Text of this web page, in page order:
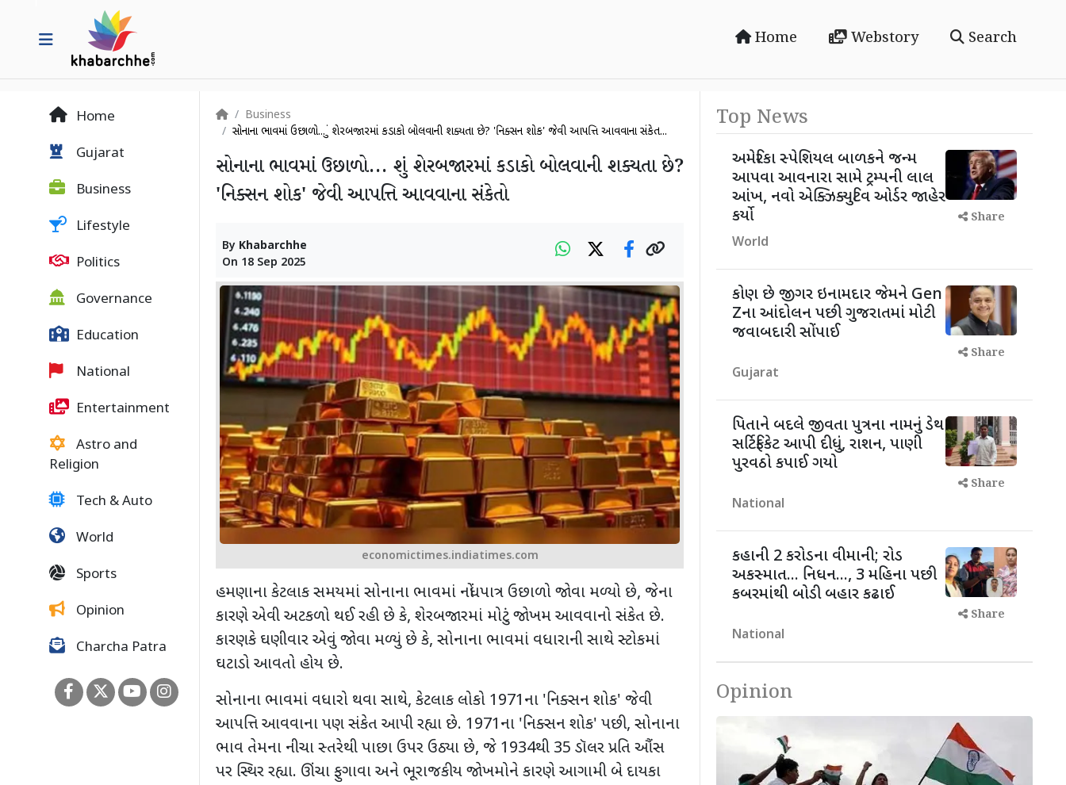
Home Webstory Search
Home
Gujarat
Business
Lifestyle
Politics
Governance
Education
National
Entertainment
Astro and
Religion
Tech & Auto
World
Sports
Opinion
Charcha Patra
Business
સોનાના ભાવમાં ઉછાળો... શું શેરબજારમાં કડાકો બોલવાની શક્યતા છે? 'નિક્સન શોક' જેવી આપત્તિ આવવાના સંકેત...
સોનાના ભાવમાં ઉછાળો... શું શેરબજારમાં કડાકો બોલવાની શક્યતા છે?
'નિક્સન શોક' જેવી આપત્તિ આવવાના સંકેતો
By Khabarchhe
On 18 Sep 2025
economictimes.indiatimes.com
હમણાના કેટલાક સમયમાં સોનાના ભાવમાં નોંધપાત્ર ઉછાળો જોવા મળ્યો છે, જેના
કારણે એવી અટકળો થઈ રહી છે કે, શેરબજારમાં મોટું જોખમ આવવાનો સંકેત છે.
કારણકે ઘણીવાર એવું જોવા મળ્યું છે કે, સોનાના ભાવમાં વધારાની સાથે સ્ટોકમાં
ઘટાડો આવતો હોય છે.
સોનાના ભાવમાં વધારો થવા સાથે, કેટલાક લોકો 1971ના 'નિક્સન શોક' જેવી
આપત્તિ આવવાના પણ સંકેત આપી રહ્યા છે. 1971ના 'નિક્સન શોક' પછી, સોનાના
ભાવ તેમના નીચા સ્તરેથી પાછા ઉપર ઉઠ્યા છે, જે 1934થી 35 ડૉલર પ્રતિ ઔંસ
પર સ્થિર રહ્યા. ઊંચા ફુગાવા અને ભૂરાજકીય જોખમોને કારણે આગામી બે દાયકા
Top News
અમેરિકા સ્પેશિયલ બાળકને જન્મ
આપવા આવનારા સામે ટ્રમ્પની લાલ
આંખ, નવો એક્ઝિક્યુટિવ ઓર્ડર જાહેર
કર્યો
World
Share
કોણ છે જીગર ઇનામદાર જેમને Gen
Zના આંદોલન પછી ગુજરાતમાં મોટી
જવાબદારી સોંપાઈ
Gujarat
Share
પિતાને બદલે જીવતા પુત્રના નામનું ડેથ
સર્ટિફિકેટ આપી દીધું, રાશન, પાણી
પુરવઠો કપાઈ ગયો
National
Share
કહાની 2 કરોડના વીમાની; રોડ
અકસ્માત... નિધન..., 3 મહિના પછી
કબરમાંથી બોડી બહાર કઢાઈ
National
Share
Opinion